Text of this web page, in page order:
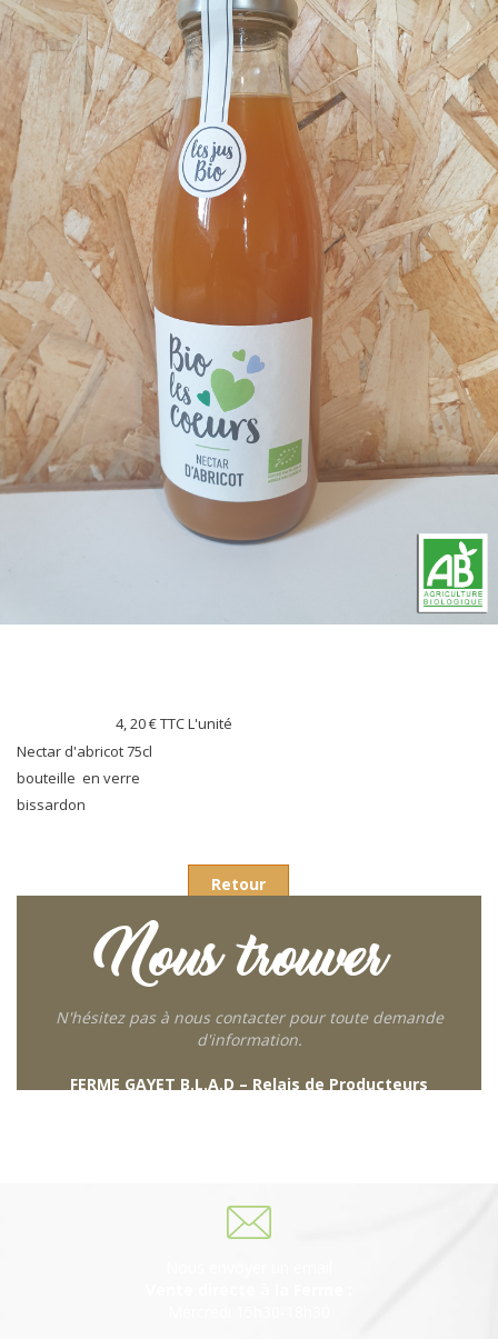
4, 20 €TTC L'unité
Nectar d'abricot 75cl
bouteille en verre
bissardon
Retour
Nous trouver
N'hésitez pas à nous contacter pour toute demande
d'information.
FERME GAYET B.L.A.D – Relais de Producteurs